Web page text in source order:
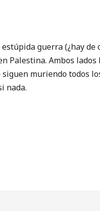
guerra (¿hay de
Palestina. Ambos lados
muriendo todos
nada.